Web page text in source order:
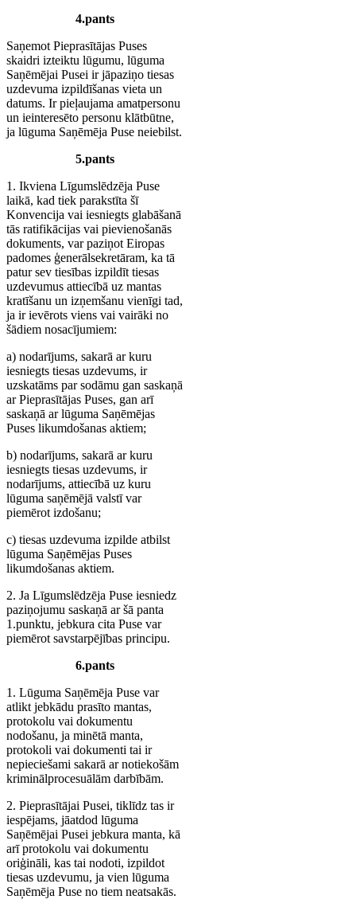
4.pants
Saņemot Pieprasītājas Puses
skaidri izteiktu lūgumu, lūguma
Saņēmējai Pusei ir jāpaziņo tiesas
uzdevuma izpildīšanas vieta un
datums. Ir pieļaujama amatpersonu
un ieinteresēto personu klātbūtne,
ja lūguma Saņēmēja Puse neiebilst.
5.pants
1. Ikviena Līgumslēdzēja Puse
laikā, kad tiek parakstīta šī
Konvencija vai iesniegts glabāšanā
tās ratifikācijas vai pievienošanās
dokuments, var paziņot Eiropas
padomes ģenerālsekretāram, ka tā
patur sev tiesības izpildīt tiesas
uzdevumus attiecībā uz mantas
kratīšanu un izņemšanu vienīgi tad,
ja ir ievērots viens vai vairāki no
šādiem nosacījumiem:
a) nodarījums, sakarā ar kuru
iesniegts tiesas uzdevums, ir
uzskatāms par sodāmu gan saskaņā
ar Pieprasītājas Puses, gan arī
saskaņā ar lūguma Saņēmējas
Puses likumdošanas aktiem;
b) nodarījums, sakarā ar kuru
iesniegts tiesas uzdevums, ir
nodarījums, attiecībā uz kuru
lūguma saņēmējā valstī var
piemērot izdošanu;
c) tiesas uzdevuma izpilde atbilst
lūguma Saņēmējas Puses
likumdošanas aktiem.
2. Ja Līgumslēdzēja Puse iesniedz
paziņojumu saskaņā ar šā panta
1.punktu, jebkura cita Puse var
piemērot savstarpējības principu.
6.pants
1. Lūguma Saņēmēja Puse var
atlikt jebkādu prasīto mantas,
protokolu vai dokumentu
nodošanu, ja minētā manta,
protokoli vai dokumenti tai ir
nepieciešami sakarā ar notiekošām
kriminālprocesuālām darbībām.
2. Pieprasītājai Pusei, tiklīdz tas ir
iespējams, jāatdod lūguma
Saņēmējai Pusei jebkura manta, kā
arī protokolu vai dokumentu
oriģināli, kas tai nodoti, izpildot
tiesas uzdevumu, ja vien lūguma
Saņēmēja Puse no tiem neatsakās.